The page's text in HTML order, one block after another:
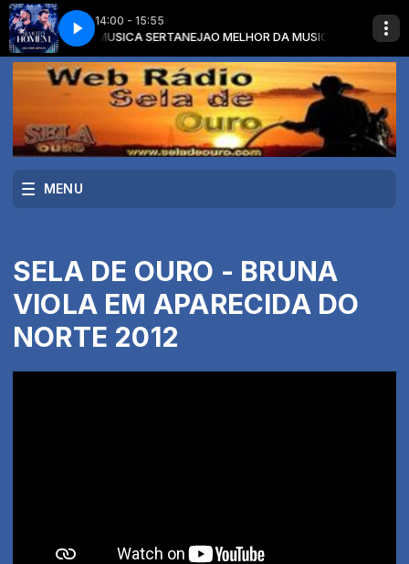
14:00 - 15:55
MELHOR DA MUSICA SERTANEJAO MELHOR DA MUSICA SERTANEJA
- SUJEITO HOMEM GUILHERME E BENUTO - SUJEITO HOMEM
MENU
SELA DE OURO - BRUNA
VIOLA EM APARECIDA DO
NORTE 2012